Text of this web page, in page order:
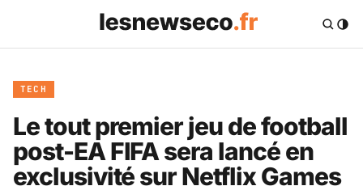
TECH
Le tout premier jeu de football
post-EA FIFA sera lancé en
exclusivité sur Netflix Games